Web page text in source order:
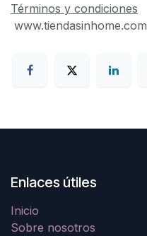
Términos y condiciones
www.tiendasinhome.com
Enlaces útiles
Inicio
Sobre nosotros